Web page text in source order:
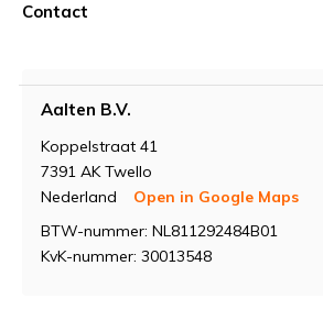
Contact
Aalten B.V.
Koppelstraat 41
7391 AK Twello
Nederland
Open in Google Maps
BTW-nummer: NL811292484B01
KvK-nummer: 30013548